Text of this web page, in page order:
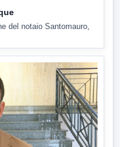
del notaio Santomauro,